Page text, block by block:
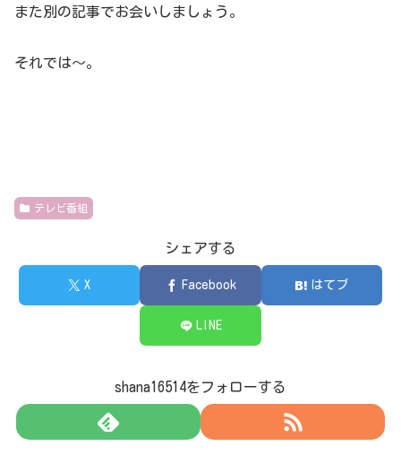
また別の記事でお会いしましょう。
それでは～。
テレビ番組
シェアする
X Facebook はてブ
LINE
shana16514をフォローする